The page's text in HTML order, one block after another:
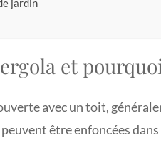
jardin
et
avec un toit,
être enfoncées